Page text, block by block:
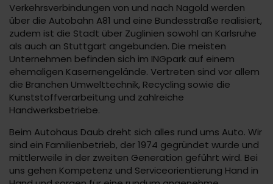
Verkehrsverbindungen von und nach Nagold werden
über die Autobahn A81 und eine Bundesstraße realisiert,
zudem ist die Stadt über Zuglinien sowohl an Karlsruhe
als auch an Stuttgart angebunden. Die meisten
Unternehmen befinden sich im INGpark auf einem
ehemaligen Kasernengelände. Vertreten sind vor allem
die Branchen Umwelttechnik, Recycling sowie die
Kunststoffverarbeitung und zahlreiche
Handwerksbetriebe.
Beim Autohaus Daub dreht sich alles rund ums Auto. Wir
sind ein Familienbetrieb, der 1974 gegründet wurde und
mittlerweile in der zweiten Generation geführt wird. Bei
uns gehen Kompetenz und Serviceorientierung Hand in